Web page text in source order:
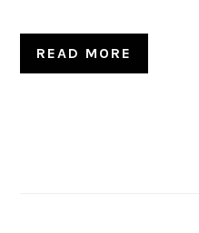
READ MORE